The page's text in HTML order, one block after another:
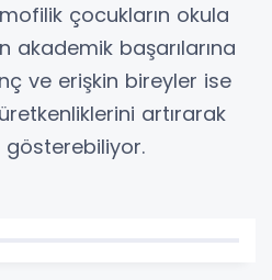
çocukların okula
akademik başarılarına
ve erişkin bireyler ise
artırarak
gösterebiliyor.